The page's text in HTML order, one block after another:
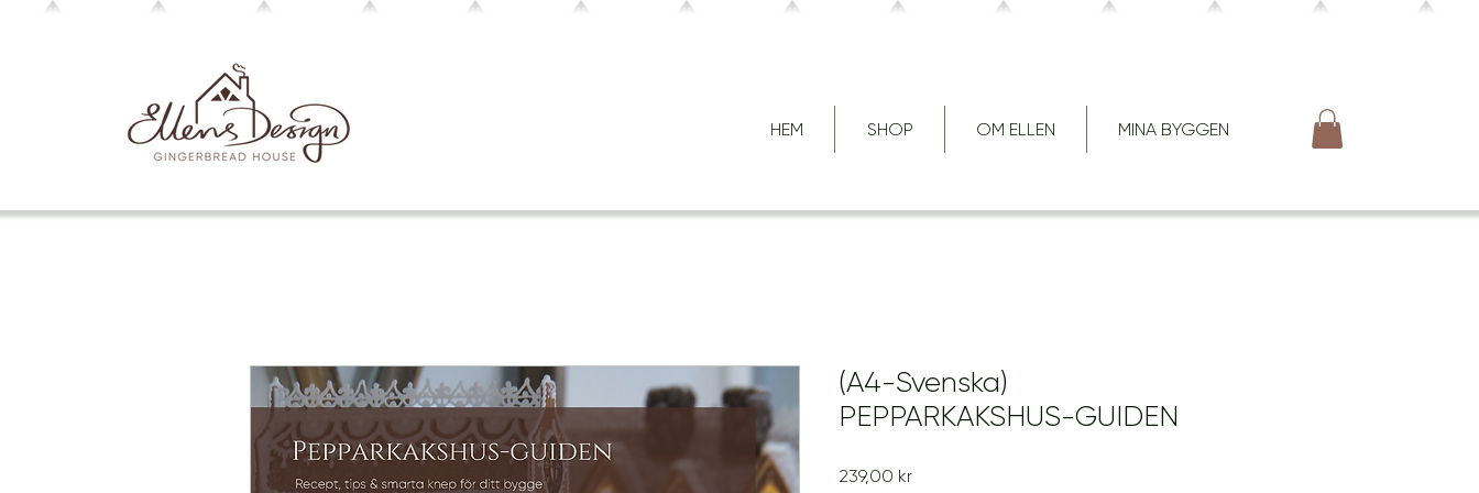
HEM SHOP OM ELLEN MINA BYGGEN
(A4-Svenska)
PEPPARKAKSHUS-GUIDEN
239,00 krPris